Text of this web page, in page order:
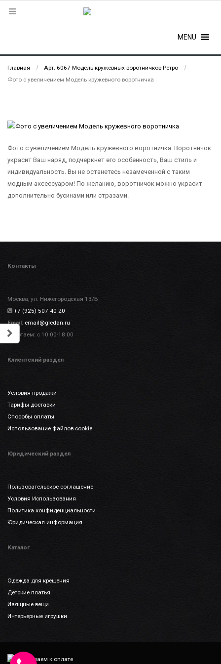
MENU
Главная
Арт. 6067 Модель кружевных воротничков Ретро
Фото с увеличением Модель кружевного воротничка
Фото с увеличением Модель кружевного воротничка. Воротничок
украсит Ваш наряд, подчеркнет его особенность, Ваш стиль и
индивидуальность. Вы не останетесь незамеченной с таким
модным аксессуаром! По желанию, воротничок можно украсит
дополнительно бусинами или стразами.
Контакты
Москва, ул. Нижегородская 13/Б
+7 (925) 507-40-20
Email: email@gledan.ru
Работаем: с 10:00-18:00
Клиентский раздел
Условия продажи
Тарифы доставки
Способы оплаты
Использование файлов cookie
Юридический раздел
Пользовательское соглашение
Условия Использования
Политика конфиденциальности
Юридическая информация
Каталог
Одежда для крещения
Детские платья
Изящные вещи
Интерьерные игрушки